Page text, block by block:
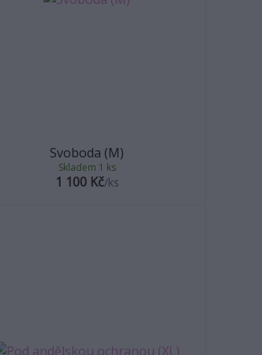
Svoboda (M)
1 100 Kč/ks
Skladem 1 ks